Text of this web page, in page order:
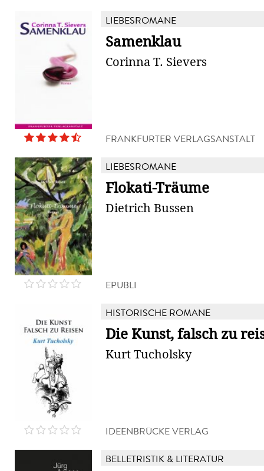
LIEBESROMANE
Samenklau
Corinna T. Sievers
FRANKFURTER VERLAGSANSTALT
LIEBESROMANE
Flokati-Träume
Dietrich Bussen
EPUBLI
HISTORISCHE ROMANE
Die Kunst, falsch zu
Kurt Tucholsky
IDEENBRÜCKE VERLAG
BELLETRISTIK & LITERATUR